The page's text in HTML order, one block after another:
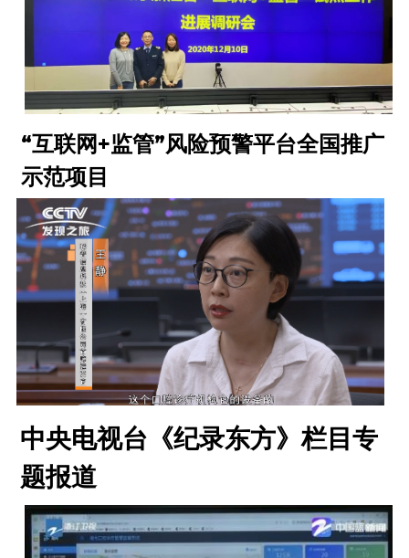
“互联网+监管”风险预警平台全国推广
示范项目
中央电视台《纪录东方》栏目专
题报道